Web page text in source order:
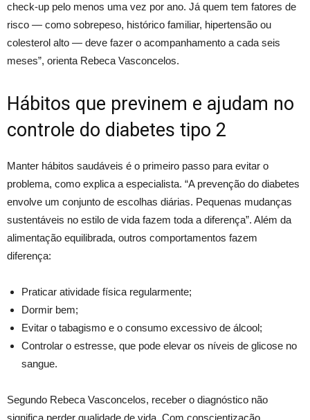
check-up pelo menos uma vez por ano. Já quem tem fatores de
risco — como sobrepeso, histórico familiar, hipertensão ou
colesterol alto — deve fazer o acompanhamento a cada seis
meses”, orienta Rebeca Vasconcelos.
Hábitos que previnem e ajudam no
controle do diabetes tipo 2
Manter hábitos saudáveis é o primeiro passo para evitar o
problema, como explica a especialista. “A prevenção do diabetes
envolve um conjunto de escolhas diárias. Pequenas mudanças
sustentáveis no estilo de vida fazem toda a diferença”. Além da
alimentação equilibrada, outros comportamentos fazem
diferença:
Praticar atividade física regularmente;
Dormir bem;
Evitar o tabagismo e o consumo excessivo de álcool;
Controlar o estresse, que pode elevar os níveis de glicose no
sangue.
Segundo Rebeca Vasconcelos, receber o diagnóstico não